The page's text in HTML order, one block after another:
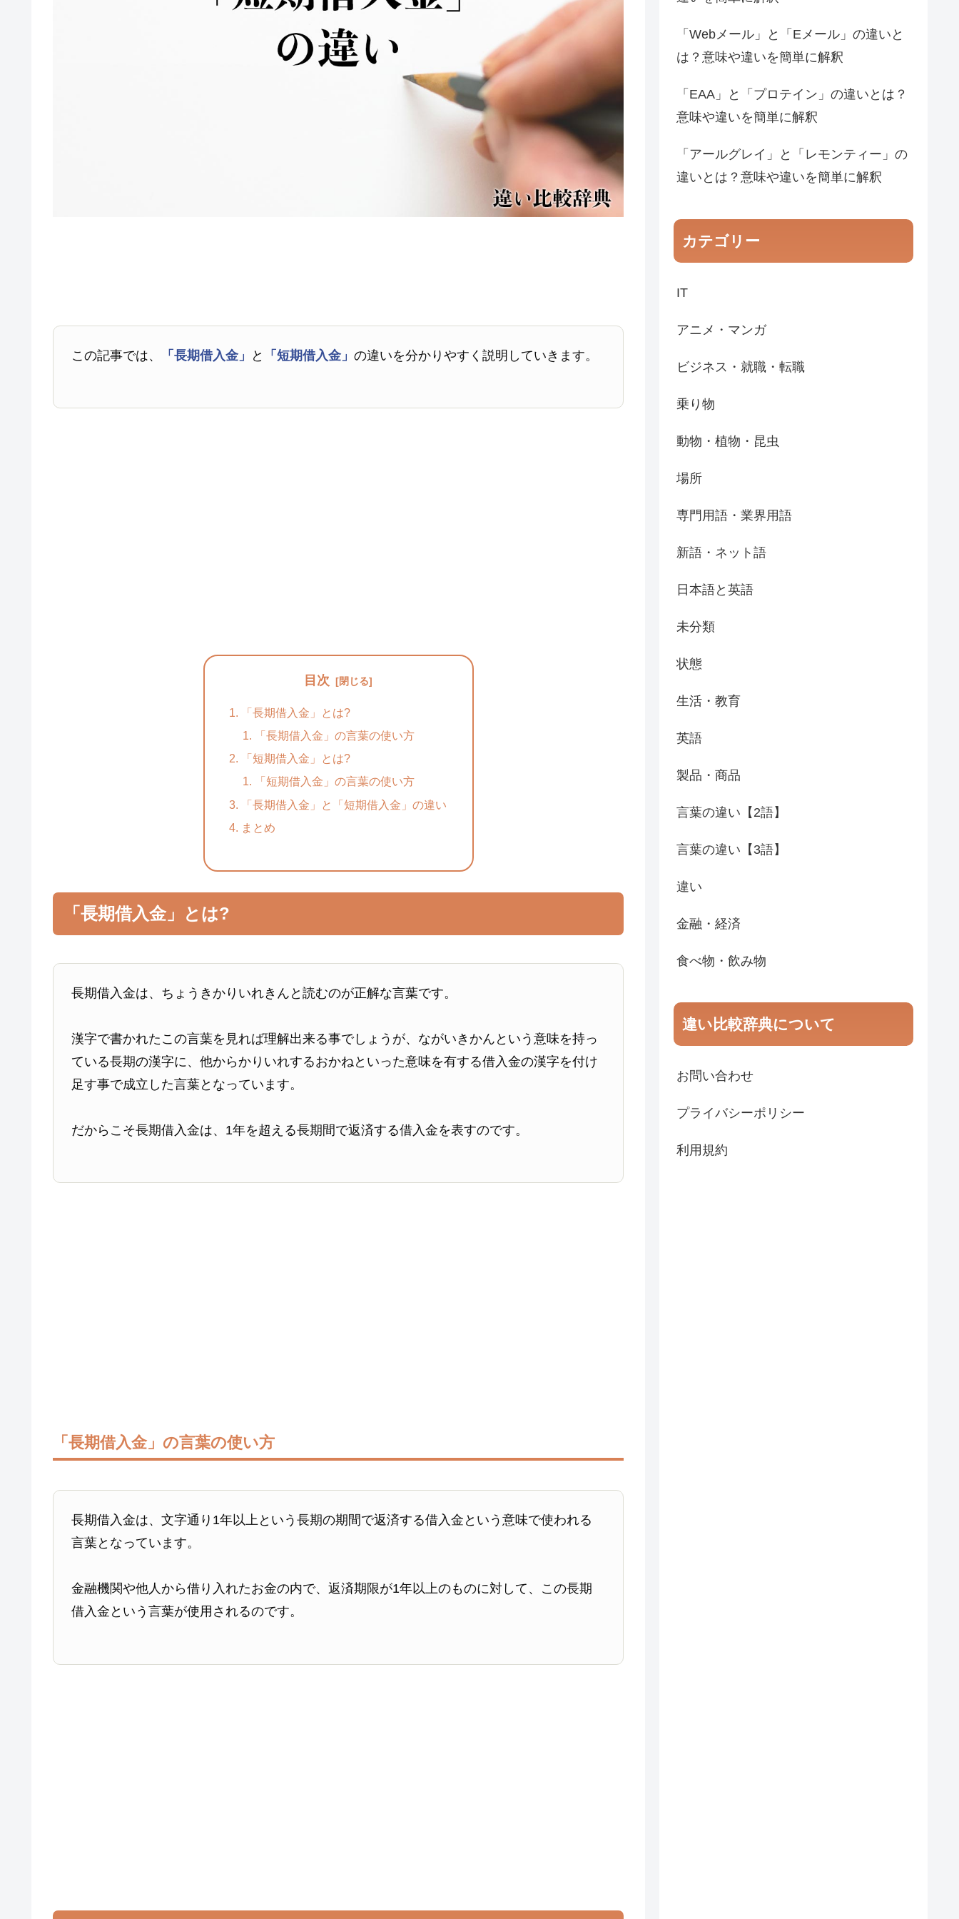
この記事では、 「長期借入金」 と 「短期借入金」の違いを分かりやすく説明していきます。
目次
「長期借入金」とは?
「長期借入金」の言葉の使い方
「短期借入金」とは?
「短期借入金」の言葉の使い方
「長期借入金」と「短期借入金」の違い
まとめ
「長期借入金」とは?
長期借入金は、ちょうきかりいれきんと読むのが正解な言葉です。
漢字で書かれたこの言葉を見れば理解出来る事でしょうが、ながいきかんという意味を持っ
ている長期の漢字に、他からかりいれするおかねといった意味を有する借入金の漢字を付け
足す事で成立した言葉となっています。
だからこそ長期借入金は、1年を超える長期間で返済する借入金を表すのです。
「長期借入金」の言葉の使い方
長期借入金は、文字通り1年以上という長期の期間で返済する借入金という意味で使われる
言葉となっています。
金融機関や他人から借り入れたお金の内で、返済期限が1年以上のものに対して、この長期
借入金という言葉が使用されるのです。
「Webメール」と「Eメール」の違いと
は？意味や違いを簡単に解釈
「EAA」と「プロテイン」の違いとは？
意味や違いを簡単に解釈
「アールグレイ」と「レモンティー」の
違いとは？意味や違いを簡単に解釈
カテゴリー
IT
アニメ・マンガ
ビジネス・就職・転職
乗り物
動物・植物・昆虫
場所
専門用語・業界用語
新語・ネット語
日本語と英語
未分類
状態
生活・教育
英語
製品・商品
言葉の違い【2語】
言葉の違い【3語】
違い
金融・経済
食べ物・飲み物
違い比較辞典について
お問い合わせ
プライバシーポリシー
利用規約